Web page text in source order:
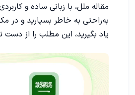
بخش‌های کلی بدن
اعضای سر و صورت به عربی
اعضای بالاتنه بدن به زبان
اعضای پایین تنه بدن به زبان
مقاله ملل، با زبانی ساده و
به‌راحتی به خاطر بسپارید و در
یاد بگیرید، این مطلب را از دست